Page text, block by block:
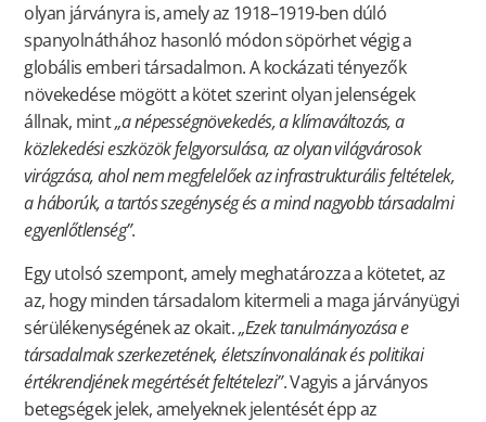
olyan járványra is, amely az 1918–1919-ben dúló
spanyolnáthához hasonló módon söpörhet végig a
globális emberi társadalmon. A kockázati tényezők
növekedése mögött a kötet szerint olyan jelenségek
állnak, mint„a népességnövekedés, a klímaváltozás, a
közlekedési eszközök felgyorsulása, az olyan világvárosok
virágzása, ahol nem megfelelőek az infrastrukturális feltételek,
a háborúk, a tartós szegénység és a mind nagyobb társadalmi
egyenlőtlenség”.
Egy utolsó szempont, amely meghatározza a kötetet, az
az, hogy minden társadalom kitermeli a maga járványügyi
sérülékenységének az okait.„Ezek tanulmányozása e
társadalmak szerkezetének, életszínvonalának és politikai
értékrendjének megértését feltételezi”. Vagyis a járványos
betegségek jelek, amelyeknek jelentését épp az